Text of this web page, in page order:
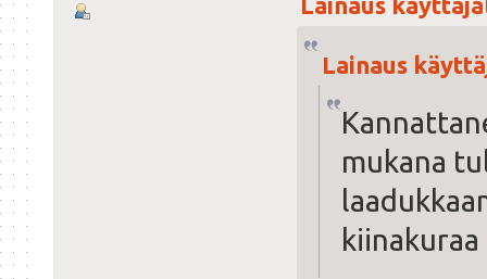
Lainaus
Lainaus
mukana